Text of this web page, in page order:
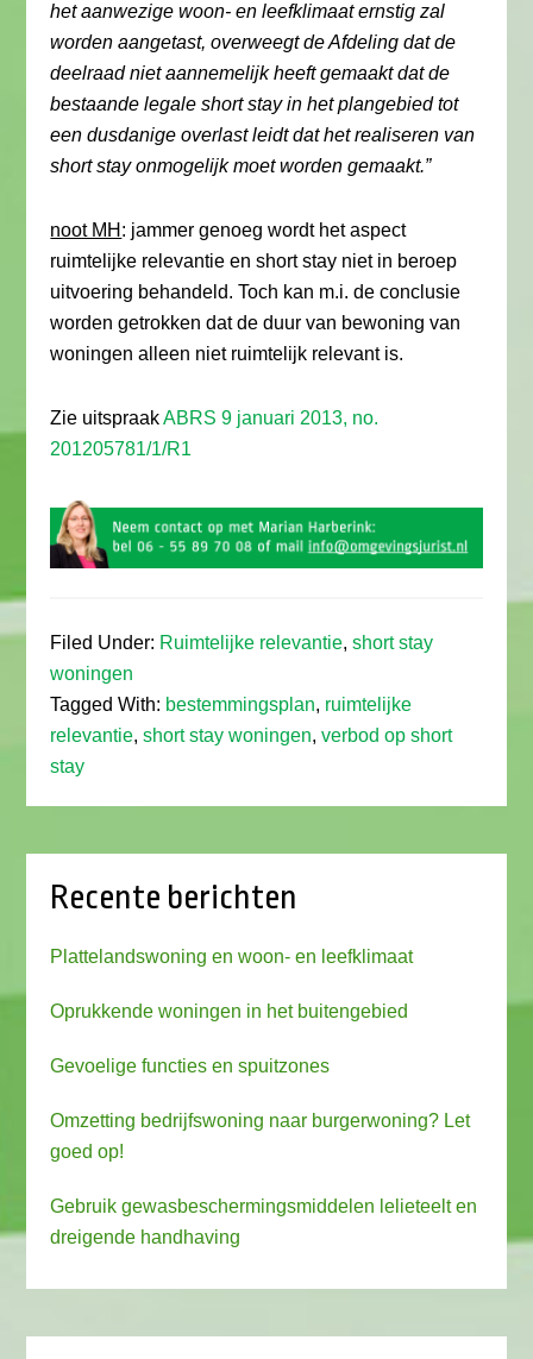
het aanwezige woon- en leefklimaat ernstig zal
worden aangetast, overweegt de Afdeling dat de
deelraad niet aannemelijk heeft gemaakt dat de
bestaande legale short stay in het plangebied tot
een dusdanige overlast leidt dat het realiseren van
short stay onmogelijk moet worden gemaakt.”
noot MH : jammer genoeg wordt het aspect
ruimtelijke relevantie en short stay niet in beroep
uitvoering behandeld. Toch kan m.i. de conclusie
worden getrokken dat de duur van bewoning van
woningen alleen niet ruimtelijk relevant is.
Zie uitspraakABRS 9 januari 2013, no.
201205781/1/R1
Filed Under: Ruimtelijke relevantie,short stay
woningen
Tagged With: bestemmingsplan, ruimtelijke
relevantie,short stay woningen,verbod op short
stay
Recente berichten
Plattelandswoning en woon- en leefklimaat
Oprukkende woningen in het buitengebied
Gevoelige functies en spuitzones
Omzetting bedrijfswoning naar burgerwoning? Let
goed op!
Gebruik gewasbeschermingsmiddelen lelieteelt en
dreigende handhaving